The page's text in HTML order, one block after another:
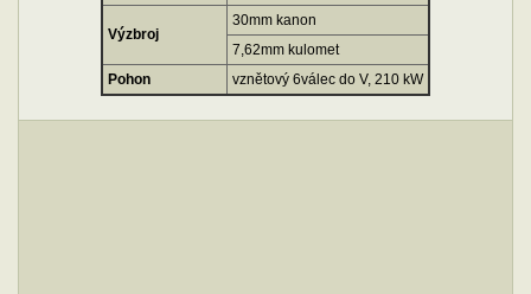
Výzbroj
30mm kanon
7,62mm kulomet
Pohon
vznětový 6válec do V, 210 kW